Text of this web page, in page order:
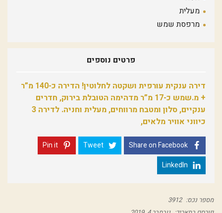
מעלית
מרפסת שמש
פרטים נוספים
דירה ענקית עורפית ושקטה לחלוטין! הדירה כ-140 מ”ר
+ מ.שמש כ-17 מ”ר מדהימה הטובלת בירוק, חדרים
ענקיים, סלון ומטבח מרווחים, מעלית וחניה. לדירה 3
כיווני אוויר מלאים,
Share on Facebook
Tweet
Pin it
LinkedIn
מספר נכס: 3912